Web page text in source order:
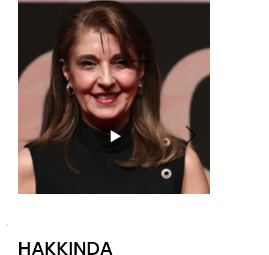
HAKKINDA